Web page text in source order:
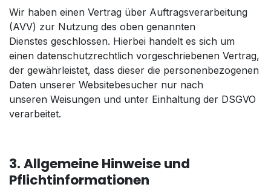
Wir haben einen Vertrag über Auftragsverarbeitung
(AVV) zur Nutzung des oben genannten
Dienstes geschlossen. Hierbei handelt es sich um
einen datenschutzrechtlich vorgeschriebenen Vertrag,
der gewährleistet, dass dieser die personenbezogenen
Daten unserer Websitebesucher nur nach
unseren Weisungen und unter Einhaltung der DSGVO
verarbeitet.
3. Allgemeine Hinweise und
Pflichtinformationen